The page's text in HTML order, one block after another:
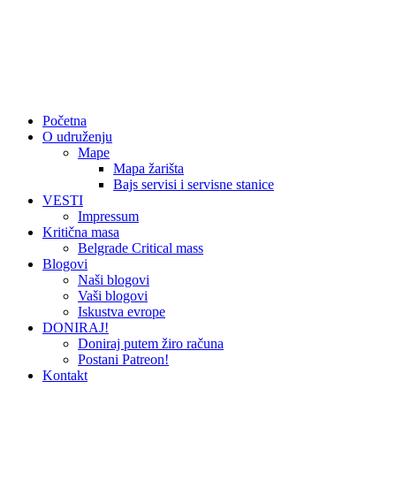
Početna
O udruženju
Mape
Mapa žarišta
Bajs servisi i servisne stanice
VESTI
Impressum
Kritična masa
Belgrade Critical mass
Blogovi
Naši blogovi
Vaši blogovi
Iskustva evrope
DONIRAJ!
Doniraj putem žiro računa
Postani Patreon!
Kontakt